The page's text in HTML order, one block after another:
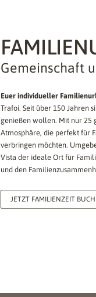
Gemeinschaft
Euer individueller
Trafoi. Seit über 150 Jahren
genießen wollen. Mit nur 25
Atmosphäre, die perfekt für
verbringen möchten.
Vista der ideale Ort für
und den
JETZT FAMILIENZEIT